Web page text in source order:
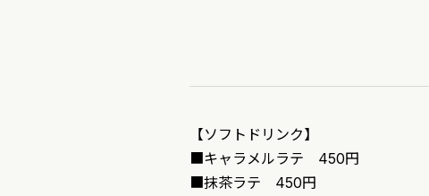
【ソフトドリンク】
■キャラメルラテ 450円
■抹茶ラテ 450円